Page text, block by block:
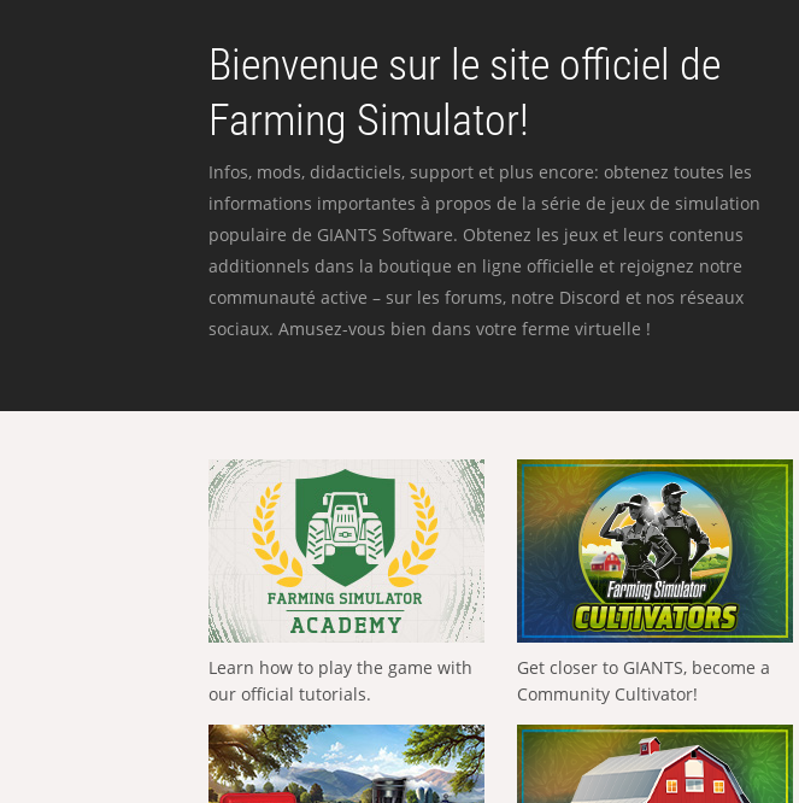
Bienvenue sur le site officiel de
Farming Simulator!
Infos, mods, didacticiels, support et plus encore: obtenez toutes les
informations importantes à propos de la série de jeux de simulation
populaire de GIANTS Software. Obtenez les jeux et leurs contenus
additionnels dans la boutique en ligne officielle et rejoignez notre
communauté active – sur les forums, notre Discord et nos réseaux
sociaux. Amusez-vous bien dans votre ferme virtuelle !
Learn how to play the game with
our official tutorials.
Get closer to GIANTS, become a
Community Cultivator!